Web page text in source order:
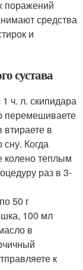
поражений
средства
и
сустава
ч. л. скипидара
перемешиваете
в
Когда
колено теплым
раз в 3-
50 г
100 мл
в
к